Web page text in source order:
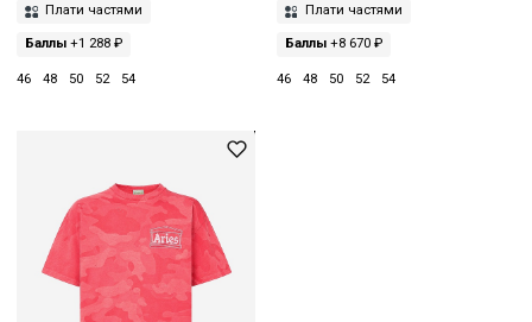
Плати частями
Баллы +1 288 ₽
46 48 50 52 54
Плати частями
Баллы+8 670 ₽
46 48 50 52 54